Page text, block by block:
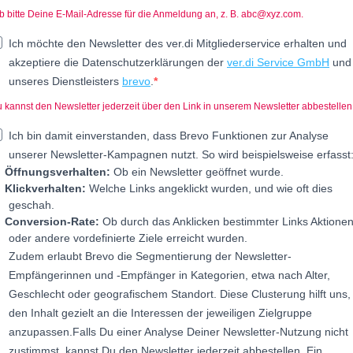
bitte Deine E-Mail-Adresse für die Anmeldung an, z. B. abc@xyz.com.
Ich möchte den Newsletter des ver.di Mitgliederservice erhalten und
akzeptiere die Datenschutzerklärungen der ver.di Service GmbH und
unseres Dienstleisters brevo.
kannst den Newsletter jederzeit über den Link in unserem Newsletter
Ich bin damit einverstanden, dass Brevo Funktionen zur Analyse
unserer Newsletter-Kampagnen nutzt. So wird beispielsweise erfasst:
Öffnungsverhalten: Ob ein Newsletter geöffnet wurde.
Klickverhalten: Welche Links angeklickt wurden, und wie oft dies
geschah.
Conversion-Rate: Ob durch das Anklicken bestimmter Links Aktionen
oder andere vordefinierte Ziele erreicht wurden.
Zudem erlaubt Brevo die Segmentierung der Newsletter-
Empfängerinnen und -Empfänger in Kategorien, etwa nach Alter,
Geschlecht oder geografischem Standort. Diese Clusterung hilft uns,
den Inhalt gezielt an die Interessen der jeweiligen Zielgruppe
anzupassen.Falls Du einer Analyse Deiner Newsletter-Nutzung nicht